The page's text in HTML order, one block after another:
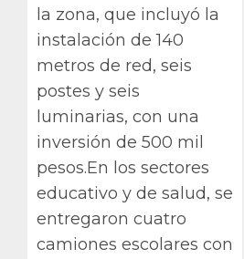
la zona, que incluyó la
instalación de 140
metros de red, seis
postes y seis
luminarias, con una
inversión de 500 mil
pesos.En los sectores
educativo y de salud, se
entregaron cuatro
camiones escolares con